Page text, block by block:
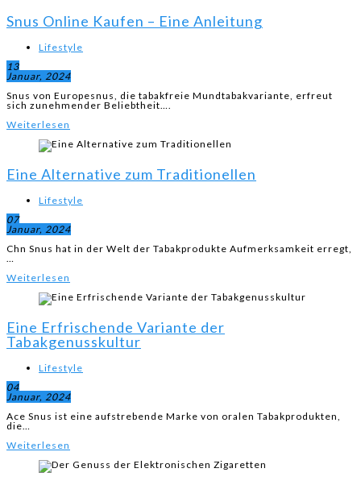
Snus Online Kaufen – Eine Anleitung
Lifestyle
13
Januar, 2024
Snus von Europesnus, die tabakfreie Mundtabakvariante, erfreut
sich zunehmender Beliebtheit….
Weiterlesen
Eine Alternative zum Traditionellen
Lifestyle
07
Januar, 2024
Chn Snus hat in der Welt der Tabakprodukte Aufmerksamkeit erregt,
…
Weiterlesen
Eine Erfrischende Variante der
Tabakgenusskultur
Lifestyle
04
Januar, 2024
Ace Snus ist eine aufstrebende Marke von oralen Tabakprodukten,
die…
Weiterlesen